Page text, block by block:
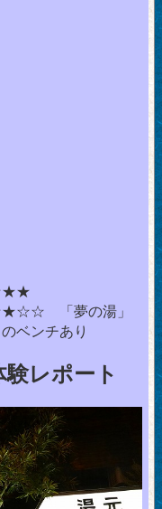
「夢の湯」
ベンチあり
レポート